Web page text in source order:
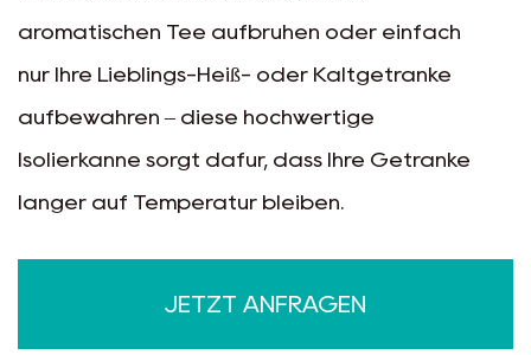
aromatischen Tee aufbrühen oder einfach
nur Ihre Lieblings-Heiß- oder Kaltgetränke
aufbewahren – diese hochwertige
Isolierkanne sorgt dafür, dass Ihre Getränke
länger auf Temperatur bleiben.
JETZT ANFRAGEN